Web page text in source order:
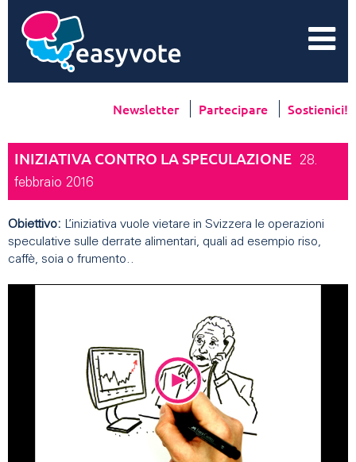
Newsletter Partecipare Sostienici!
INIZIATIVA CONTRO LA SPECULAZIONE 28.
febbraio 2016
Obiettivo: L’iniziativa vuole vietare in Svizzera le operazioni
speculative sulle derrate alimentari, quali ad esempio riso,
caffè, soia o frumento. .